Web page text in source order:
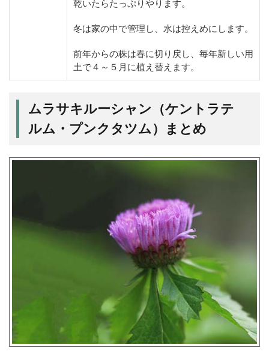
乾いたらたっぷりやります。
冬は家の中で管理し、水は控えめにします。
前年からの株は春に切り戻し、毎年新しい用
土で４～５月に植え替えます。
ムラサキルーシャン（ケントラテ
ルム・プンクタツム）まとめ